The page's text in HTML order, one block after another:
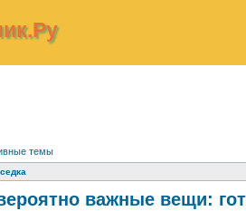
темы
важные вещи: